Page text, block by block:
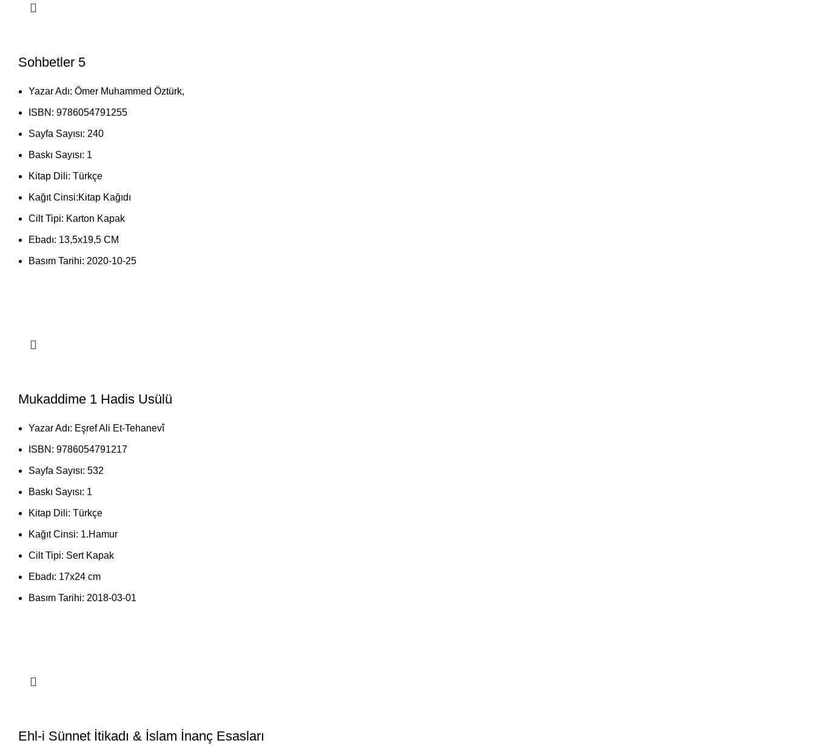
Sohbetler 5
Yazar Adı: Ömer Muhammed Öztürk,
ISBN: 9786054791255
Sayfa Sayısı: 240
Baskı Sayısı: 1
Kitap Dili: Türkçe
Kağıt Cinsi:Kitap Kağıdı
Cilt Tipi: Karton Kapak
Ebadı: 13,5x19,5 CM
Basım Tarihi: 2020-10-25
Mukaddime 1 Hadis Usülü
Yazar Adı: Eşref Ali Et-Tehanevî
ISBN: 9786054791217
Sayfa Sayısı: 532
Baskı Sayısı: 1
Kitap Dili: Türkçe
Kağıt Cinsi: 1.Hamur
Cilt Tipi: Sert Kapak
Ebadı: 17x24 cm
Basım Tarihi: 2018-03-01
Ehl-i Sünnet İtikadı & İslam İnanç Esasları